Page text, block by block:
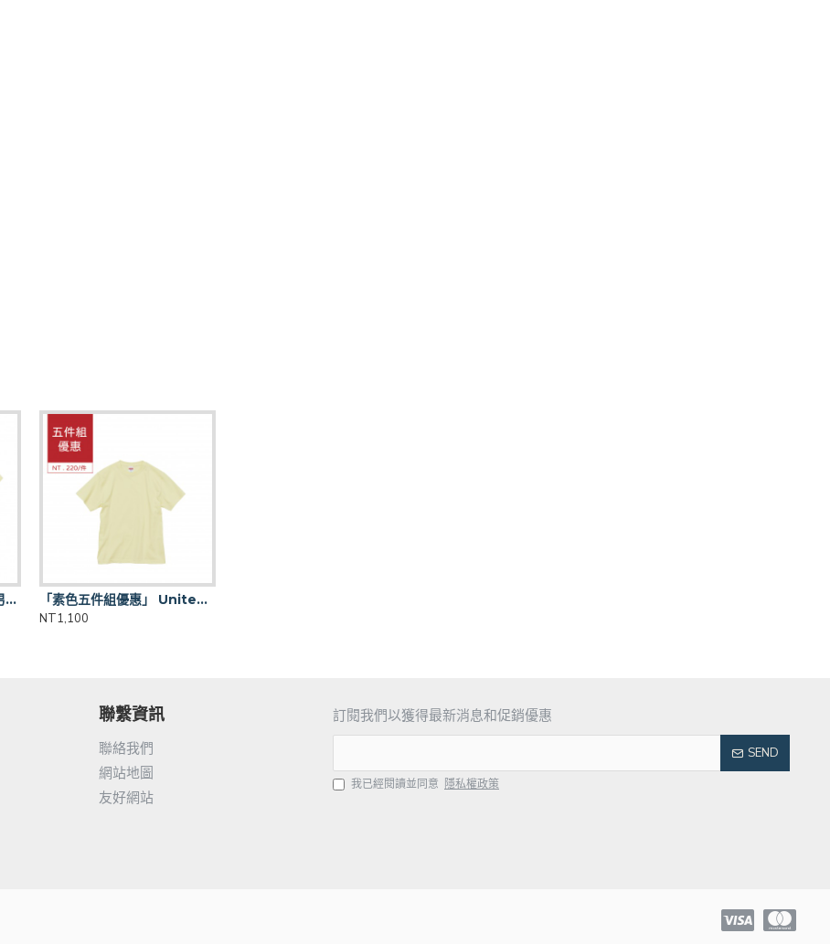
United Athle - 500101男版短袖 5.6OZ-團體服少量
「素色五件組優惠」 United Athle - 500101男版短袖 5.6OZ / 一組5件
NT1,100
聯繫資訊
聯絡我們
網站地圖
友好網站
訂閱我們以獲得最新消息和促銷優惠
SEND
我已經閱讀並同意 隱私權政策